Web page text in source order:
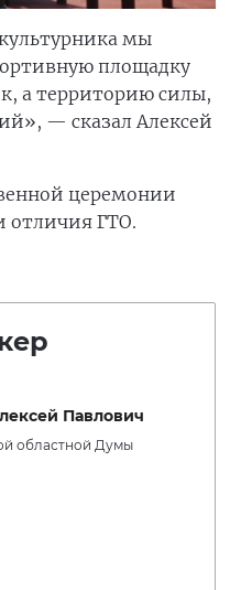
мы
площадку
а территорию силы,
— сказал Алексей
церемонии
отличия ГТО.
Павлович
областной Думы